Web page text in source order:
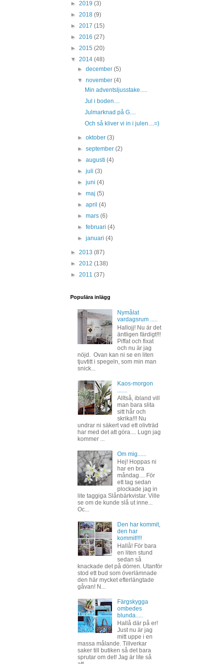
► 2019 (3)
► 2018 (9)
► 2017 (15)
► 2016 (27)
► 2015 (20)
▼ 2014 (48)
►december(5)
▼november(4)
Min adventsljusstake.....
Jul i boden....
Julmarknad på G....
Och så kliver vi in i julen....=)
►oktober(3)
►september(2)
►augusti(4)
►juli(3)
►juni(4)
►maj(5)
►april(4)
►mars(6)
►februari(4)
►januari(4)
► 2013 (87)
► 2012 (138)
► 2011 (37)
Populära inlägg
Nymålat
vardagsrum .....
Hallojj! Nu är det
äntligen färdigt!!!
Piffat och fixat
och nu är jag
nöjd. Ovan kan ni se en liten
tjuvtitt i spegeln, som min man
snick...
Kaos-morgon
Alltså, ibland vill
man bara slita
sitt hår och
skrika!!! Nu
undrar ni säkert vad ett olivträd
har med det att göra.... Lugn jag
kommer ...
Om mig......
Hej! Hoppas ni
har en bra
måndag.... För
ett tag sedan
plockade jag in
lite taggiga Slånbärkvistar. Ville
se om de kunde slå ut inne...
Oc...
Den har kommit,
den har
kommit!!!!
Hallå! För bara
en liten stund
sedan så
knackade det på dörren. Utanför
stod ett bud som överlämnade
den här mycket efterlängtade
gåvan! N...
Färgskygga
ombedes
blunda.....
Hallå där på er!
Just nu är jag
mitt uppe i en
massa målande. Tillverkar
saker till butiken så det bara
sprutar om det! Jag är lite så